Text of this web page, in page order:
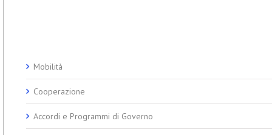
Mobilità
Cooperazione
Accordi e Programmi di Governo